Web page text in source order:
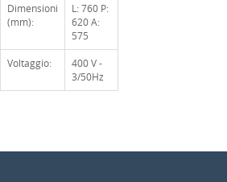
Dimensioni
(mm):
L: 760 P:
620 A:
575
Voltaggio:
400 V -
3/50Hz